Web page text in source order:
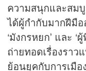
ความสนุกและสม
ได้ผู้กำกับมากฝีมือ
‘มังกรหยก’ และ
ถ่ายทอดเรื่องราว
ย้อนยุคกับการเมื